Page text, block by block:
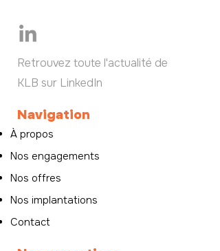
Retrouvez toute l'actualité de
KLB sur LinkedIn
Navigation
À propos
Nos engagements
Nos offres
Nos implantations
Contact